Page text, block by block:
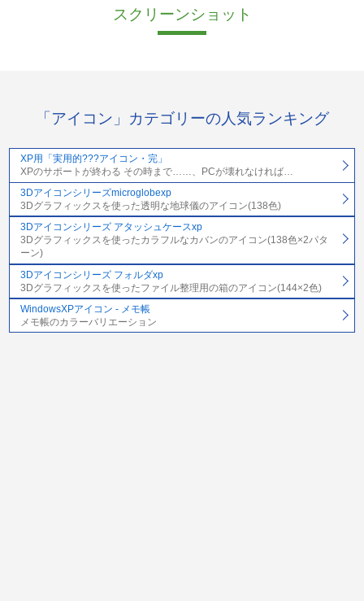
スクリーンショット
「アイコン」カテゴリーの人気ランキング
XP用「実用的???アイコン・完」
XPのサポートが終わる その時まで……、PCが壊れなければ…
3Dアイコンシリーズmicroglobexp
3Dグラフィックスを使った透明な地球儀のアイコン(138色)
3Dアイコンシリーズ アタッシュケースxp
3Dグラフィックスを使ったカラフルなカバンのアイコン(138色×2パタ
ーン)
3Dアイコンシリーズ フォルダxp
3Dグラフィックスを使ったファイル整理用の箱のアイコン(144×2色)
WindowsXPアイコン - メモ帳
メモ帳のカラーバリエーション